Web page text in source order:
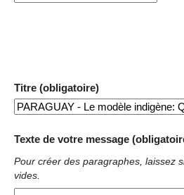
Titre (obligatoire)
Texte de votre message
Pour créer des paragraphes, laissez
vides.